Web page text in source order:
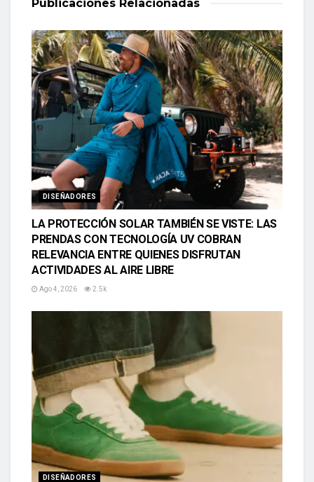
Publicaciones Relacionadas
DISEÑADORES
LA PROTECCIÓN SOLAR TAMBIÉN SE VISTE: LAS
PRENDAS CON TECNOLOGÍA UV COBRAN
RELEVANCIA ENTRE QUIENES DISFRUTAN
ACTIVIDADES AL AIRE LIBRE
Ago 4, 2026 2.5k
DISEÑADORES